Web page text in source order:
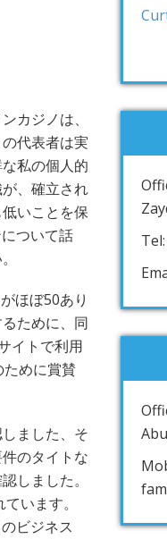
カジノは、
代表者は実
私の個人的
、確立され
いことを保
ついて話
ほぼ50あり
ために、同
イトで利用
めに賞賛
ました、そ
のタイトな
しました。
います。
ビジネス